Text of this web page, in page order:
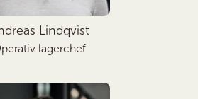
Lindqvist
lagerchef